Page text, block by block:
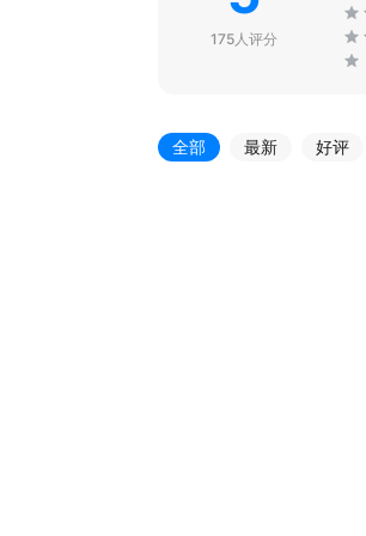
175人评分
全部 最新 好评